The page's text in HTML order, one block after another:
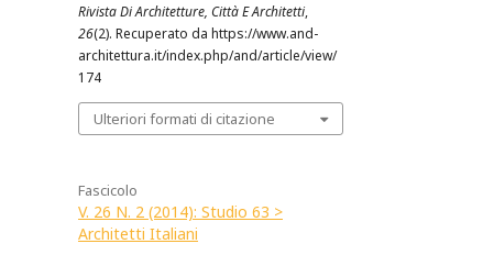
Rivista Di Architetture, Città E Architetti,
26(2). Recuperato da https://www.and-
architettura.it/index.php/and/article/view/
174
Ulteriori formati di citazione
Fascicolo
V. 26 N. 2 (2014): Studio 63 >
Architetti Italiani